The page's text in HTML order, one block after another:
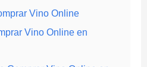
Vino Online
Vino Online en